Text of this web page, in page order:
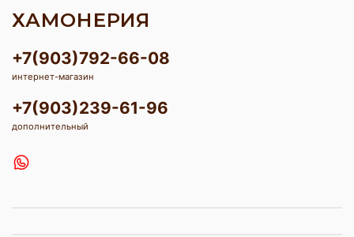
+7(903)792-66-08
интернет-магазин
+7(903)239-61-96
дополнительный
ХАМОНЕРИЯ